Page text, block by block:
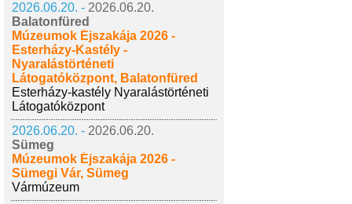
2026.06.20. - 2026.06.20.
Balatonfüred
Múzeumok Éjszakája 2026 -
Esterházy-Kastély -
Nyaralástörténeti
Látogatóközpont, Balatonfüred
Esterházy-kastély Nyaralástörténeti
Látogatóközpont
2026.06.20. - 2026.06.20.
Sümeg
Múzeumok Éjszakája 2026 -
Sümegi Vár, Sümeg
Vármúzeum